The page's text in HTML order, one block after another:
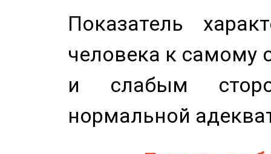
Показатель
человека к самому
и слабым
нормальной